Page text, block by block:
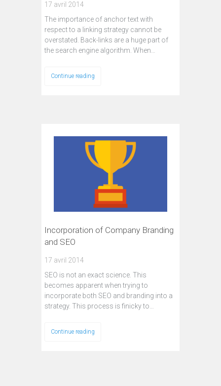
17 avril 2014
The importance of anchor text with
respect to a linking strategy cannot be
overstated. Back-links are a huge part of
the search engine algorithm. When…
Continue reading
Incorporation of Company Branding
and SEO
17 avril 2014
SEO is not an exact science. This
becomes apparent when trying to
incorporate both SEO and branding into a
strategy. This process is finicky to…
Continue reading